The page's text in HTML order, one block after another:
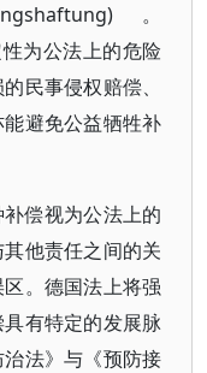
。
为公法上的危险
民事侵权赔偿、
避免公益牺牲补
偿视为公法上的
他责任之间的关
。德国法上将强
有特定的发展脉
法》与《预防接